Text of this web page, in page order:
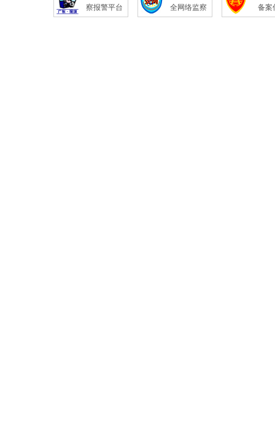
察报警平台
全网络监察
备案